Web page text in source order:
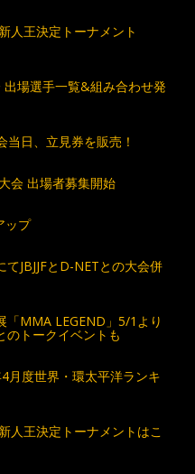
人王決定トーナメント
場選手一覧&組み合わせ発
日、立見券を販売！
会 出場者募集開始
ップ
JBJJFとD-NETとの大会併
「MMA LEGEND」5/1より
のトークイベントも
月度世界・環太平洋ランキ
人王決定トーナメントはこ